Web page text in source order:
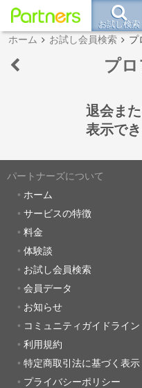
お試し検索
ホーム お試し会員検索 プ
プ
退会ま
表示で
パートナーズについて
ホーム
サービスの特徴
料金
体験談
お試し会員検索
会員データ
お知らせ
コミュニティガイドライン
利用規約
特定商取引法に基づく表示
プライバシーポリシー